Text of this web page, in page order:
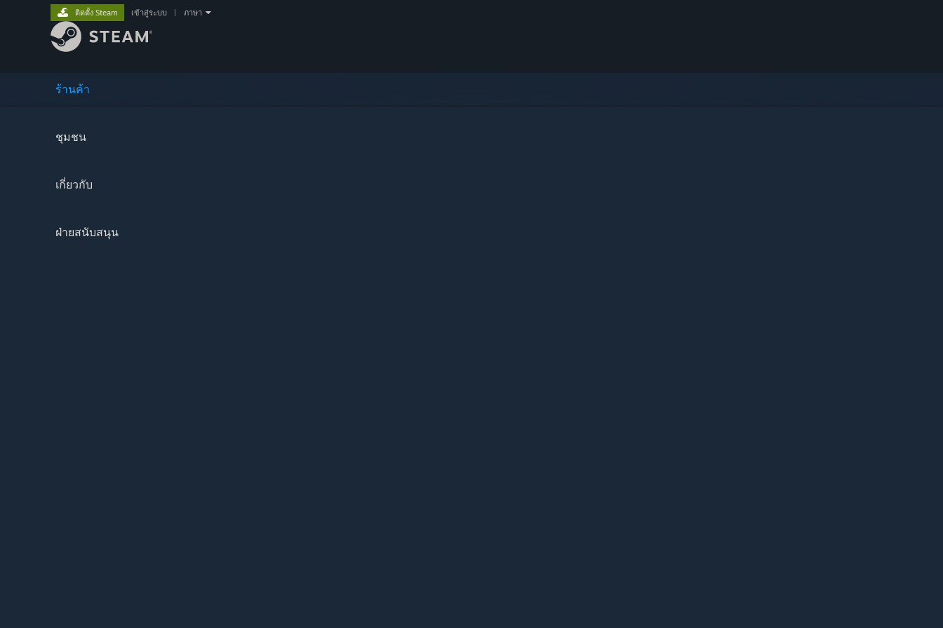
ร้านค้า
ชุมชน
เกี่ยวกับ
ฝ่ายสนับสนุน
ติดตั้ง Steam เข้าสู่ระบบ ภาษา